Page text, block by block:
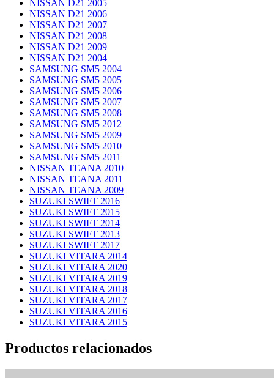
NISSAN D21 2005
NISSAN D21 2006
NISSAN D21 2007
NISSAN D21 2008
NISSAN D21 2009
NISSAN D21 2004
SAMSUNG SM5 2004
SAMSUNG SM5 2005
SAMSUNG SM5 2006
SAMSUNG SM5 2007
SAMSUNG SM5 2008
SAMSUNG SM5 2012
SAMSUNG SM5 2009
SAMSUNG SM5 2010
SAMSUNG SM5 2011
NISSAN TEANA 2010
NISSAN TEANA 2011
NISSAN TEANA 2009
SUZUKI SWIFT 2016
SUZUKI SWIFT 2015
SUZUKI SWIFT 2014
SUZUKI SWIFT 2013
SUZUKI SWIFT 2017
SUZUKI VITARA 2014
SUZUKI VITARA 2020
SUZUKI VITARA 2019
SUZUKI VITARA 2018
SUZUKI VITARA 2017
SUZUKI VITARA 2016
SUZUKI VITARA 2015
Productos relacionados